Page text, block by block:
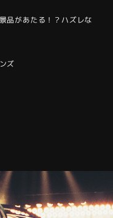
品があたる！？ハズレな
ズ